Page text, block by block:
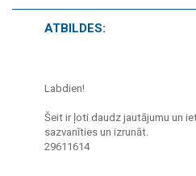
ATBILDES:
Labdien!
Šeit ir ļoti daudz jautājumu un
sazvanīties un izrunāt.
29611614